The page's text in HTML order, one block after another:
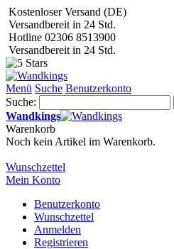
Kostenloser Versand (DE)
Versandbereit in 24 Std.
Hotline 02306 8513900
Versandbereit in 24 Std.
Menü Suche Benutzerkonto
Suche:
Wandkings
Warenkorb
Noch kein Artikel im Warenkorb.
Wunschzettel
Mein Konto
Benutzerkonto
Wunschzettel
Anmelden
Registrieren